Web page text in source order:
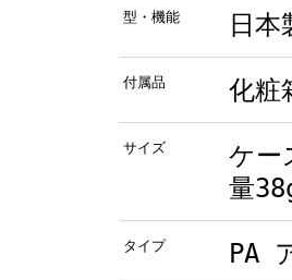
型・機能 日
付属品 化
サイズ
ケー
量
タイプ PA